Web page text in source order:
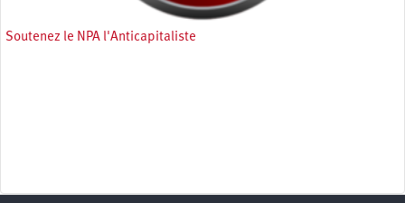
Soutenez le NPA l'Anticapitaliste